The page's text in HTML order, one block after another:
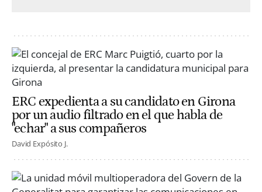
ERC expedienta a su candidato en Girona
por un audio filtrado en el que habla de
"echar" a sus compañeros
David Expósito J.